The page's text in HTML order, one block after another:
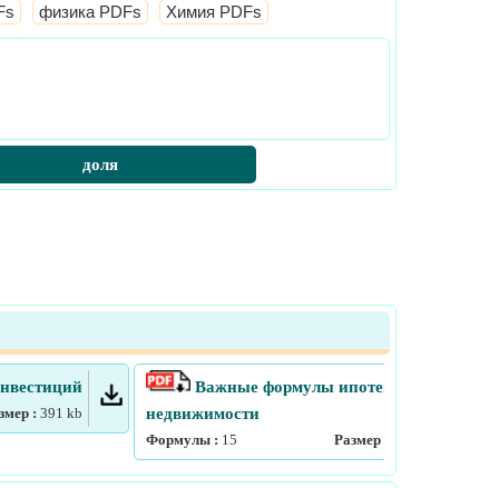
физика PDFs Химия PDFs
доля
: 391 kb
Важные формулы ипотеки и
недвижимости
Формулы : 15 Размер :